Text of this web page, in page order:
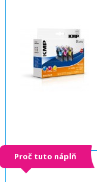
Proč tuto náplň